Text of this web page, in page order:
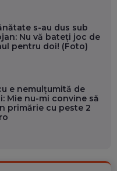
s-au dus sub
Nu vă bateți joc de
pentru doi! (Foto)
e nemulțumită de
Mie nu-mi convine să
primărie cu peste 2